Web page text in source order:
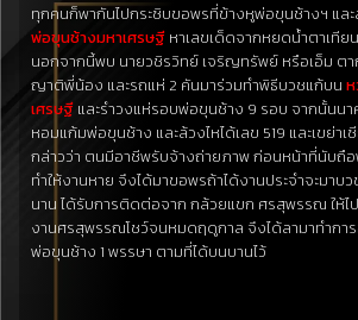
ทุกคนก็พากันไปกระซิบขอพรที่ข้างหูพ่อขุนช้างฯ แล
พ่อขุนช้างมหาเศรษฐี หาเลขเด็ดจากหยดน้ำตาเทีย
นอกจากนี้พบ นายวชิรวิทย์ เจริญทรัพย์ หรือเอ็ม ต
ญาติพี่น้อง และรถแห่ 2 คันมาร่วมทำพิธีบวชแก้บน
เศรษฐี และรำวงแห่รอบพ่อขุนช้าง 9 รอบ จากนั้นน
หอมแก้มพ่อขุนช้าง และล้วงไหได้เลข 519 และเขย่าเ
กล่าวว่า ตนมีอาชีพรับจ้างถ่ายภาพ ก่อนหน้าที่นับถื
ทำให้งานหาย จึงได้มาขอพรถ้าได้งานประจำจะมาบว
นาน ได้รับการติดต่อจาก กล้วยแขก ศรสุพรรณ ให้ไ
งานศรสุพรรณโชว์จนหมดฤดูกาล จึงได้ลามาทำกา
พ่อขุนช้าง 1 พรรษา ตามที่ได้บนบานไว้